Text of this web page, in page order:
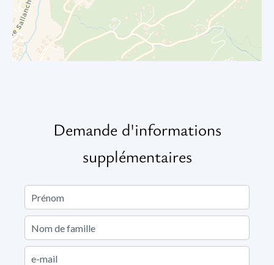
Demande d'informations
supplémentaires